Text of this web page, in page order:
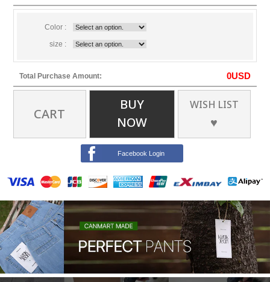
Color :
size :
Total Purchase Amount: 0USD
CART
BUY
NOW
WISH LIST
♥
Facebook Login